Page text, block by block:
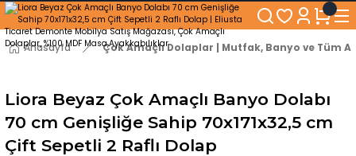
250₺ ve Üzeri Alışverişlerinizde KARGO BEDAVA!
5'er cm Aralıklarla 35 cm'den 100 cm'e kadar Genişliğe Sahip Dolaplar
% 100 Mdf Tekerlekli Masa ile Uzun Ömürlü ve Kolay Kullanım Konforu
Kaliteli hizmet, güvenli alışveriş ve satış sonrası destek
Anasayfa Çok Amaçlı Dolaplar | Mutfak, Banyo ve Tüm
Liora Beyaz Çok Amaçlı Banyo Dolabı
70 cm Genişliğe Sahip 70x171x32,5 cm
Çift Sepetli 2 Raflı Dolap